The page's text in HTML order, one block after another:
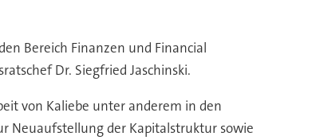
Bereich Finanzen und Financial
Dr. Siegfried Jaschinski.
von Kaliebe unter anderem in den
Neuaufstellung der Kapitalstruktur sowie